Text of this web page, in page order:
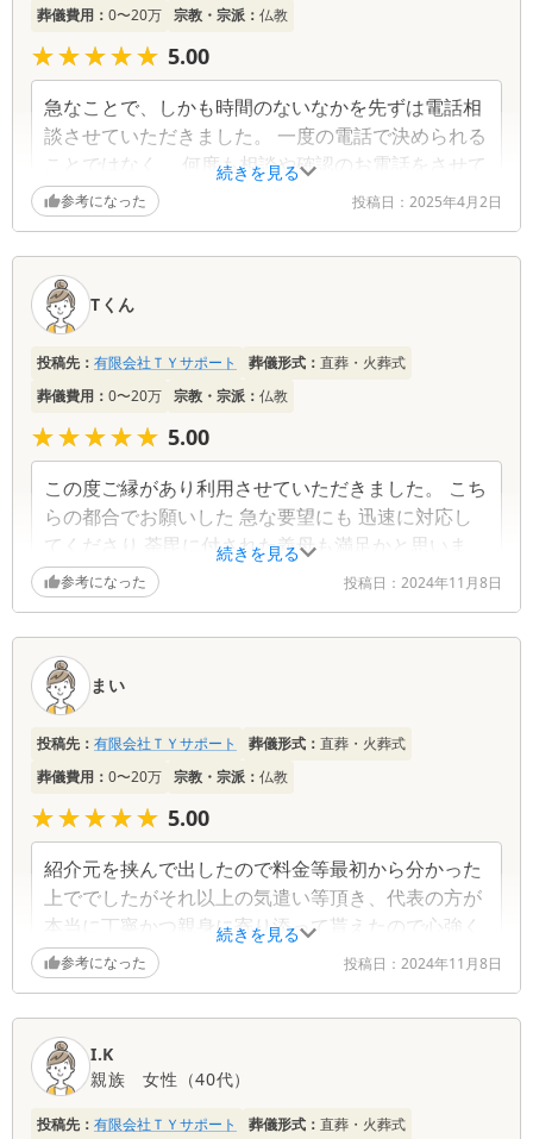
続きを見る
葬儀費用： 0〜20万 宗教・宗派： 仏教
★★★★★
★★★★★ 5.00
急なことで、しかも時間のないなかを先ずは電話相
談させていただきました。 一度の電話で決められる
ことではなく、 何度も相談や確認のお電話をさせて
いただくことになりましたが、とても親身な対応を
していただくことができました。 お手頃な価格もあ
りがたかったのですが、 なんといっても家族の気持
ちに寄り添っていただき、一緒に乗り越えていると
いう感覚を感じながら、一連の葬儀を執り行うこと
ができました。まさに、【お値段以上、それ以上】
でした。改めて感謝申し上げます。
参考になった 投稿日： 2025年4月2日
続きを見る
Tくん
投稿先： 有限会社ＴＹサポート 葬儀形式： 直葬・火葬式
葬儀費用： 0〜20万 宗教・宗派： 仏教
★★★★★
★★★★★ 5.00
この度ご縁があり利用させていただきました。 こち
らの都合でお願いした 急な要望にも 迅速に対応し
てくださり 荼毘に付された義母も満足かと思いま
す。 「TYサポート」代表者様の最初から最後まで親
身に寄り添って頂いた姿勢、御言葉これからずっと
忘れることはないと思います。 本当にこの度はあり
がとうございました。
参考になった 投稿日： 2024年11月8日
続きを見る
まい
投稿先： 有限会社ＴＹサポート 葬儀形式： 直葬・火葬式
葬儀費用： 0〜20万 宗教・宗派： 仏教
★★★★★
★★★★★ 5.00
紹介元を挟んで出したので料金等最初から分かった
上ででしたがそれ以上の気遣い等頂き、代表の方が
本当に丁寧かつ親身に寄り添って貰えたので心強く
葬儀費用以上のお返しをしたいくらいでした。初め
ての事であたふたありましたが冷静に対処できたの
もこちらの配慮の上とおもいます。理解していた親
族も絶賛しておりました。本当にありがとうござい
ました。
参考になった 投稿日： 2024年11月8日
I.K
親族
女性 （40代）
投稿先： 有限会社ＴＹサポート 葬儀形式： 直葬・火葬式